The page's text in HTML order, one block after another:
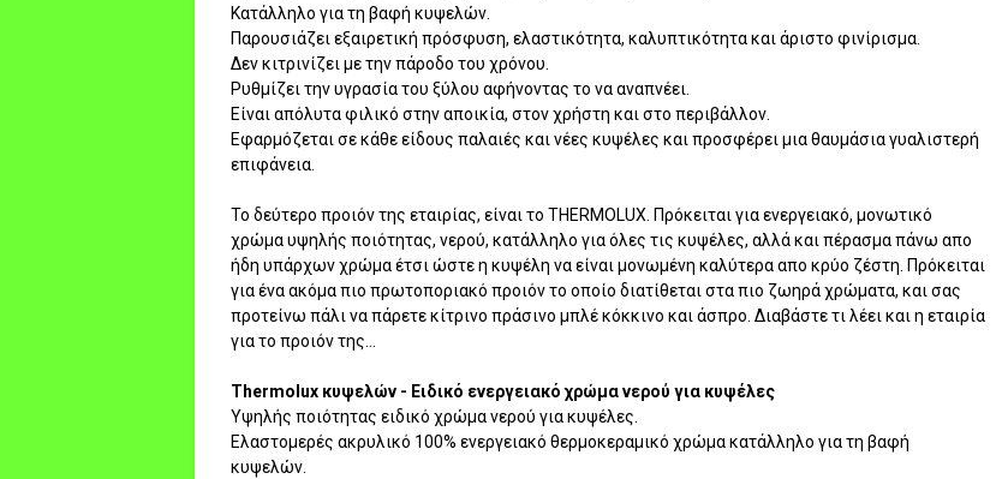
Κατάλληλο για τη βαφή κυψελών.
Παρουσιάζει εξαιρετική πρόσφυση, ελαστικότητα, καλυπτικότητα και άριστο φινίρισμα.
Δεν κιτρινίζει με την πάροδο του χρόνου.
Ρυθμίζει την υγρασία του ξύλου αφήνοντας το να αναπνέει.
Είναι απόλυτα φιλικό στην αποικία, στον χρήστη και στο περιβάλλον.
Εφαρμόζεται σε κάθε είδους παλαιές και νέες κυψέλες και προσφέρει μια θαυμάσια γυαλιστερή
επιφάνεια.
Το δεύτερο προιόν της εταιρίας, είναι το THERMOLUX. Πρόκειται για ενεργειακό, μονωτικό
χρώμα υψηλής ποιότητας, νερού, κατάλληλο για όλες τις κυψέλες, αλλά και πέρασμα πάνω απο
ήδη υπάρχων χρώμα έτσι ώστε η κυψέλη να είναι μονωμένη καλύτερα απο κρύο ζέστη. Πρόκειται
για ένα ακόμα πιο πρωτοποριακό προιόν το οποίο διατίθεται στα πιο ζωηρά χρώματα, και σας
προτείνω πάλι να πάρετε κίτρινο πράσινο μπλέ κόκκινο και άσπρο. Διαβάστε τι λέει και η εταιρία
για το προιόν της...
Thermolux κυψελών - Ειδικό ενεργειακό χρώμα νερού για κυψέλες
Υψηλής ποιότητας ειδικό χρώμα νερού για κυψέλες.
Ελαστομερές ακρυλικό 100% ενεργειακό θερμοκεραμικό χρώμα κατάλληλο για τη βαφή
κυψελών.